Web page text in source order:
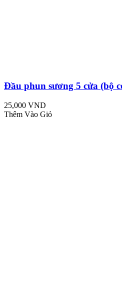
Đầu phun sương 5 cửa (bộ
25,000 VND
Thêm Vào Giỏ